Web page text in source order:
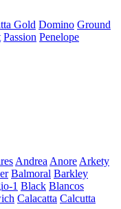
Gold Domino Ground
Passion Penelope
Andrea Anore Arkety
Balmoral Barkley
1 Black Blancos
Calacatta Calcutta